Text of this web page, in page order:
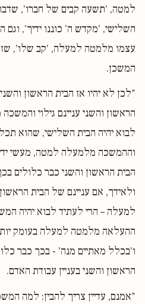
למטה, 'תשעה קבים של חברו',
השלישי, 'מקדש ה' כוננו ידיך',
עצמו מלמטה למעלה, 'קב שלו',
המשכן.
"לכן לא יהיו אז הבית הראשון
הראשון והשני עניינם גילוי
לבוא יהיה הבית השלישי, שהוא
וההמשכה מלמעלה למטה, מעשי
הבית הראשון והשני כבר כלולים
ולאידך, אם עניינם של הבית
למעלה – הרי לעתיד לבוא יהיה
ההעלאה מלמטה למעלה בעומק
ו'בכלל מאתיים מנה' - בכך כבר
הראשון והשני בעניין עבודת האדם.
"אמנם, עדיין צריך להבין: למה